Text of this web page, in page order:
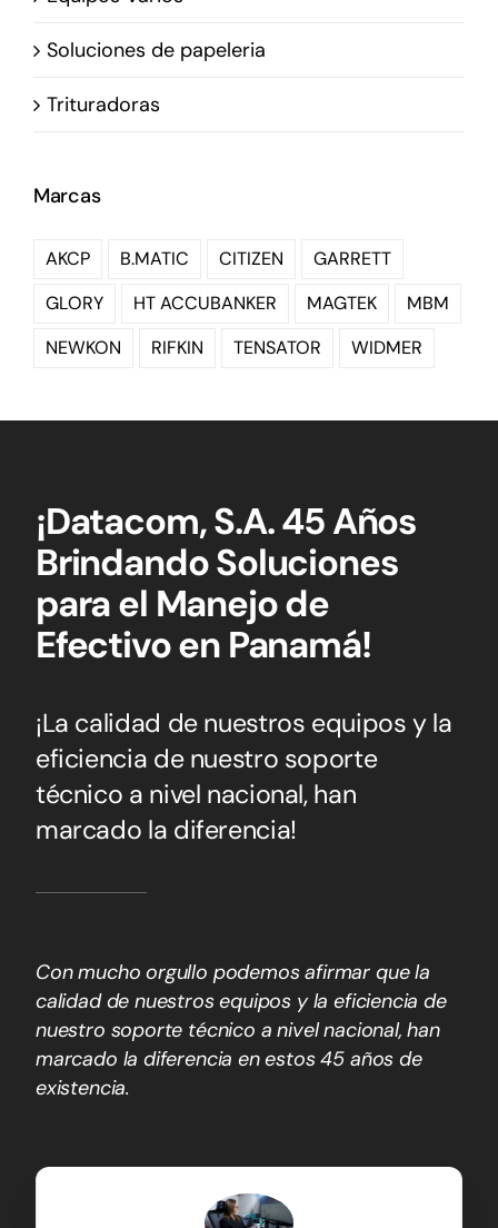
Soluciones de papeleria
Trituradoras
Marcas
AKCP B.MATIC CITIZEN
GARRETT
GLORY
HT ACCUBANKER MAGTEK
MBM
NEWKON
RIFKIN TENSATOR WIDMER
¡Datacom, S.A. 45 Años
Brindando Soluciones
para el Manejo de
Efectivo en Panamá!
¡La calidad de nuestros equipos y la
eficiencia de nuestro soporte
técnico a nivel nacional, han
marcado la diferencia!
Con mucho orgullo podemos afirmar que la
calidad de nuestros equipos y la eficiencia de
nuestro soporte técnico a nivel nacional, han
marcado la diferencia en estos 45 años de
existencia.